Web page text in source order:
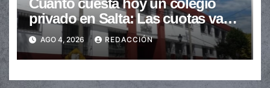
privado en Salta: Las cuotas van
de $110.000 a más de $600.000
AGO 4, 2026 REDACCIÓN